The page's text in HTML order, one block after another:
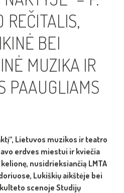
REČITALIS,
BEI
MUZIKA IR
PAAUGLIAMS
Lietuvos muzikos ir teatro
erdves miestui ir kviečia
nusidrieksiančią LMTA
Lukiškių aikštėje bei
scenoje Studijų